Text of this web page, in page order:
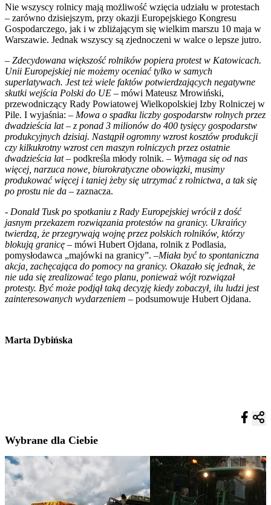
Nie wszyscy rolnicy mają możliwość wzięcia udziału w protestach
– zarówno dzisiejszym, przy okazji Europejskiego Kongresu
Gospodarczego, jak i w zbliżającym się wielkim marszu 10 maja w
Warszawie. Jednak wszyscy są zjednoczeni w walce o lepsze jutro.
– Zdecydowana większość rolników popiera protest w Katowicach.
Unii Europejskiej nie możemy oceniać tylko w samych
superlatywach. Jest też wiele faktów potwierdzających negatywne
skutki wejścia Polski do UE – mówi Mateusz Mrowiński,
przewodniczący Rady Powiatowej Wielkopolskiej Izby Rolniczej w
Pile. I wyjaśnia: – Mowa o spadku liczby gospodarstw rolnych przez
dwadzieścia lat – z ponad 3 milionów do 400 tysięcy gospodarstw
produkcyjnych dzisiaj. Nastąpił ogromny wzrost kosztów produkcji
czy kilkukrotny wzrost cen maszyn rolniczych przez ostatnie
dwadzieścia lat– podkreśla młody rolnik. – Wymaga się od nas
więcej, narzuca nowe, biurokratyczne obowiązki, musimy
produkować więcej i taniej żeby się utrzymać z rolnictwa, a tak się
po prostu nie da – zaznacza.
- Donald Tusk po spotkaniu z Rady Europejskiej wrócił z dość
jasnym przekazem rozwiązania protestów na granicy. Ukraińcy
twierdzą, że przegrywają wojnę przez polskich rolników, którzy
blokują granicę – mówi Hubert Ojdana, rolnik z Podlasia,
pomysłodawca „majówki na granicy”. –Miała być to spontaniczna
akcja, zachęcająca do pomocy na granicy. Okazało się jednak, że
nie uda się zrealizować tego planu, ponieważ wójt rozwiązał
protesty. Być może podjął taką decyzję kiedy zobaczył, ilu ludzi jest
zainteresowanych wydarzeniem – podsumowuje Hubert Ojdana.
Marta Dybińska
Wybrane dla Ciebie